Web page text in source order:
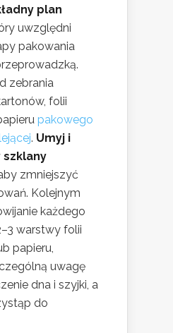
plan
uwzględni
pakowania
zebrania
folii
pakowego
. Umyj i
szklany
aby zmniejszyć
Kolejnym
każdego
warstwy folii
papieru,
uwagę
dna i szyjki, a
do